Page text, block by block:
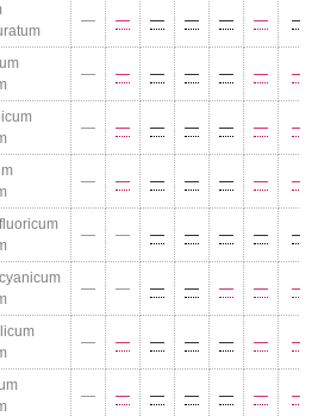
— — — — — — —
— — — — — — —
— — — — — — —
— — — — — — —
— — — — — — —
— — — — — — —
— — — — — — —
— — — — — — —